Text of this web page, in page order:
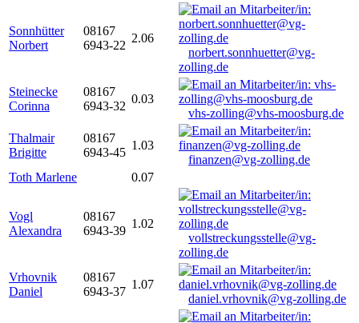
Sonnhütter
Norbert
08167
6943-22
2.06
norbert.sonnhuetter@vg-
zolling.de
Steinecke
Corinna
08167
6943-32
0.03
vhs-zolling@vhs-moosburg.de
Thalmair
Brigitte
08167
6943-45
1.03
finanzen@vg-zolling.de
Toth Marlene
0.07
Vogl
Alexandra
08167
6943-39
1.02
vollstreckungsstelle@vg-
zolling.de
Vrhovnik
Daniel
08167
6943-37
1.07
daniel.vrhovnik@vg-zolling.de